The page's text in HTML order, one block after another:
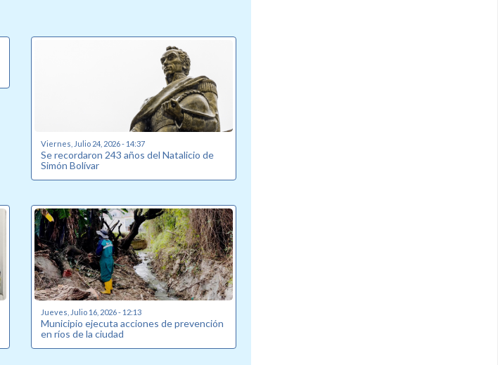
Viernes, Julio 24, 2026 - 14:37
Se recordaron 243 años del Natalicio de
Simón Bolívar
Jueves, Julio 16, 2026 - 12:13
Municipio ejecuta acciones de prevención
en ríos de la ciudad